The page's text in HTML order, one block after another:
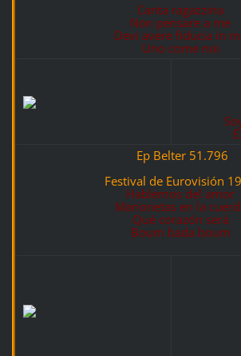
Canta ragazzina
Non pensare a me
Devi avere fiducia in
Uno come noi
Ep Belter 51.796
Festival de Eurovisión
Hablemos del amor
Marionetas en la
Qué corazón será
Boum bada boum